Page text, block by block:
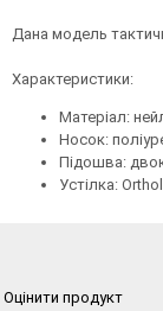
Дана модель
Характеристики:
Матеріал:
Носок:
Підошва:
Устілка:
Оцінити продукт